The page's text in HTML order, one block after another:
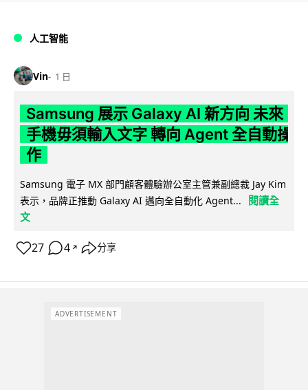
人工智能
Vin 1 日
Samsung 展示 Galaxy AI 新方向 未來
手機毋須輸入文字 轉向 Agent 全自動操
作
Samsung 電子 MX 部門顧客體驗辦公室主管兼副總裁 Jay Kim
表示，品牌正推動 Galaxy AI 邁向全自動化 Agent...
閱讀全
文
27 4 ↗ 分享
ADVERTISEMENT